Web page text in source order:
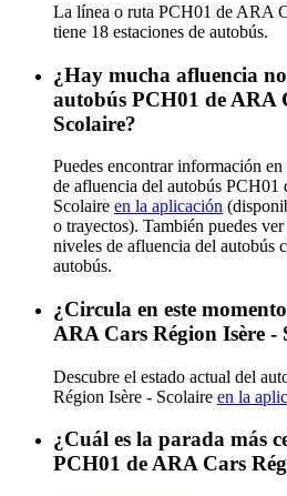
La línea o ruta PCH01 de ARA
tiene 18 estaciones de autobús.
¿Hay mucha afluencia
autobús PCH01 de ARA
Scolaire?
Puedes encontrar información
de afluencia del autobús
Scolaire en la aplicación
o trayectos). También puedes
niveles de afluencia del autobús
autobús.
¿Circula en este
ARA Cars Région Isère -
Descubre el estado actual del
Région Isère - Scolaire en la
¿Cuál es la parada más
PCH01 de ARA Cars